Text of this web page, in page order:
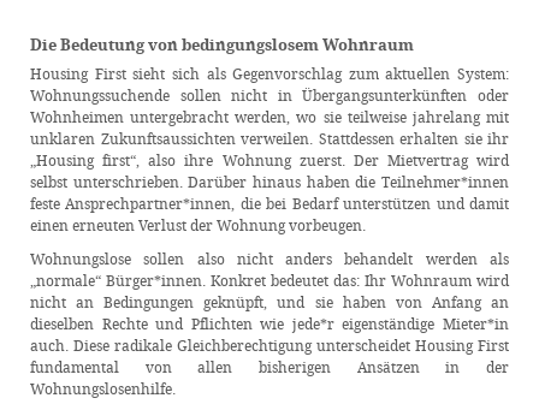
Die Bedeutung von bedingungslosem Wohnraum
Housing First sieht sich als Gegenvorschlag zum aktuellen System:
Wohnungssuchende sollen nicht in Übergangsunterkünften oder
Wohnheimen untergebracht werden, wo sie teilweise jahrelang mit
unklaren Zukunftsaussichten verweilen. Stattdessen erhalten sie ihr
„Housing first“, also ihre Wohnung zuerst. Der Mietvertrag wird
selbst unterschrieben. Darüber hinaus haben die Teilnehmer*innen
feste Ansprechpartner*innen, die bei Bedarf unterstützen und damit
einen erneuten Verlust der Wohnung vorbeugen.
Wohnungslose sollen also nicht anders behandelt werden als
„normale“ Bürger*innen. Konkret bedeutet das: Ihr Wohnraum wird
nicht an Bedingungen geknüpft, und sie haben von Anfang an
dieselben Rechte und Pflichten wie jede*r eigenständige Mieter*in
auch. Diese radikale Gleichberechtigung unterscheidet Housing First
fundamental von allen bisherigen Ansätzen in der
Wohnungslosenhilfe.